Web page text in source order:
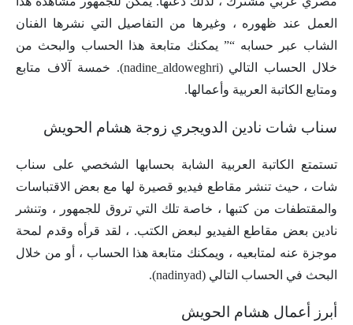
العمل عند ظهوره ، وغيرها من التفاصيل التي نشرها الفنان
الشاب عبر حسابه “” يمكنك متابعة هذا الحساب والبحث من
خلال الحساب التالي (nadine_aldoweghri). خمسة آلاف متابع
ومتابع الكاتبة العربية وأعمالها.
سناب شات نادين الدويجري زوجة هشام الحويش
تستمتع الكاتبة العربية الشابة بحسابها الشخصي على سناب
شات ، حيث تنشر مقاطع فيديو قصيرة لها مع بعض الاقتباسات
والمقتطفات من كتبها ، خاصة تلك التي تروق للجمهور ، وتنشر
نادين بعض مقاطع الفيديو لبعض الكتب. ، لقد قرأه وقدم لمحة
موجزة عنه لمتابعيه ، ويمكنك متابعة هذا الحساب ، أو من خلال
البحث في الحساب التالي (nadinyad).
أبرز أعمال هشام الحويش